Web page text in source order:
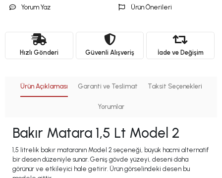
Yorum Yaz Ürün Önerileri
Hızlı Gönderi Güvenli Alışveriş İade ve Değişim
Ürün Açıklaması Garanti ve Teslimat Taksit Seçenekleri
Yorumlar
Bakır Matara 1,5 Lt Model 2
1,5 litrelik bakır mataranın Model 2 seçeneği, büyük hacmi alternatif
bir desen düzeniyle sunar. Geniş gövde yüzeyi, deseni daha
görünür ve etkileyici hale getirir. Ürün görselindeki desen bu